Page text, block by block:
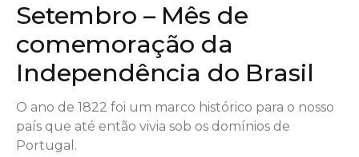
Setembro – Mês de
comemoração da
Independência do Brasil
O ano de 1822 foi um marco histórico para o nosso
país que até então vivia sob os domínios de
Portugal.